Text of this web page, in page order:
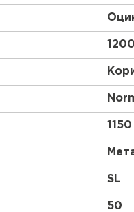
1200
1150
SL
50